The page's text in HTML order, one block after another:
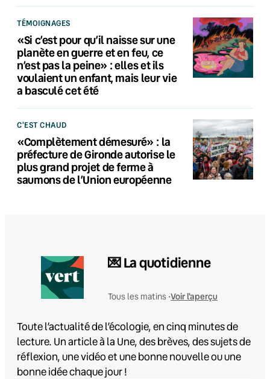
TÉMOIGNAGES
«Si c’est pour qu’il naisse sur une
planète en guerre et en feu, ce
n’est pas la peine» : elles et ils
voulaient un enfant, mais leur vie
a basculé cet été
C'EST CHAUD
«Complètement démesuré» : la
préfecture de Gironde autorise le
plus grand projet de ferme à
saumons de l’Union européenne
💌 La quotidienne
Tous les matins •Voir l'aperçu
Toute l’actualité de l’écologie, en cinq minutes de
lecture. Un article à la Une, des brèves, des sujets de
réflexion, une vidéo et une bonne nouvelle ou une
bonne idée chaque jour !